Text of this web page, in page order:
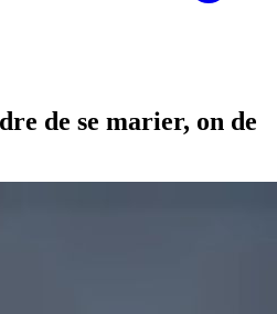
de se marier, on de